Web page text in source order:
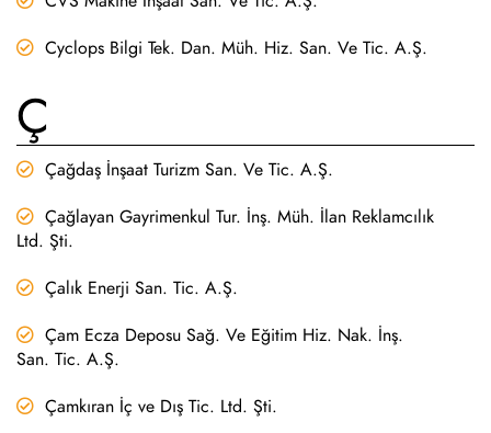
Cyclops Bilgi Tek. Dan. Müh. Hiz. San. Ve Tic. A.Ş.
Ç
Çağdaş İnşaat Turizm San. Ve Tic. A.Ş.
Çağlayan Gayrimenkul Tur. İnş. Müh. İlan Reklamcılık
Ltd. Şti.
Çalık Enerji San. Tic. A.Ş.
Çam Ecza Deposu Sağ. Ve Eğitim Hiz. Nak. İnş.
San. Tic. A.Ş.
Çamkıran İç ve Dış Tic. Ltd. Şti.